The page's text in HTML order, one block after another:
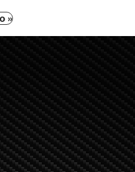
»Den
varianter.
De
olika
alternativen
kan
väljas
på